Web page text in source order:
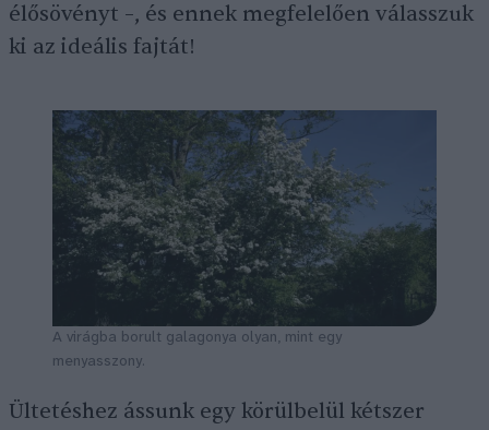
élősövényt –, és ennek megfelelően válasszuk
ki az ideális fajtát!
A virágba borult galagonya olyan, mint egy
menyasszony.
Ültetéshez ássunk egy körülbelül kétszer